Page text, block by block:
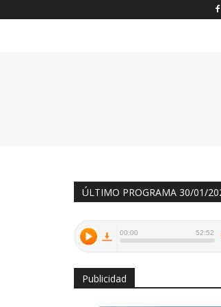
ÚLTIMO PROGRAMA 30/01/
Publicidad